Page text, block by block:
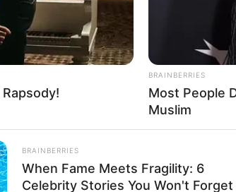
BRAINBERRIES
Most People
Muslim
BRAINBERRIES
When Fame Meets Fragility: 6
Celebrity Stories You Won't Forget